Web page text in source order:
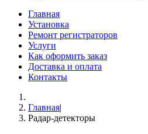
Главная
Установка
Ремонт регистраторов
Услуги
Как оформить заказ
Доставка и оплата
Контакты
Главная|
Радар-детекторы